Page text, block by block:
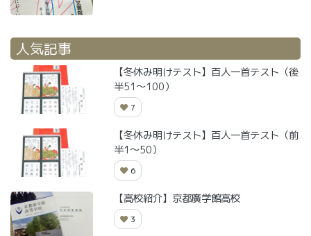
人気記事
【冬休み明けテスト】百人一首テスト（後
半51～100）
7
【冬休み明けテスト】百人一首テスト（前
半1～50）
6
【高校紹介】京都廣学館高校
3